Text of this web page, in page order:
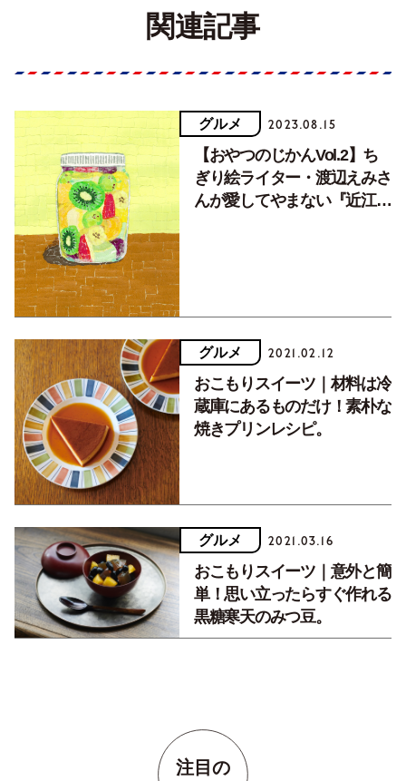
関連記事
グルメ 2023.08.15
【おやつのじかんVol.2】ち
ぎり絵ライター・渡辺えみさ
んが愛してやまない『近江屋
グルメ 2021.02.12
おこもりスイーツ｜材料は冷
蔵庫にあるものだけ！素朴な
焼きプリンレシピ。
グルメ 2021.03.16
おこもりスイーツ｜意外と簡
単！思い立ったらすぐ作れる
黒糖寒天のみつ豆。
注目の